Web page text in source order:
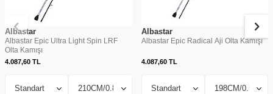
Albastar
Albastar Epic Ultra Light Spin LRF
Olta Kamışı
4.087,60 TL
Albastar
Albastar Epic Radical Aji Olta Kamışı
4.087,60TL